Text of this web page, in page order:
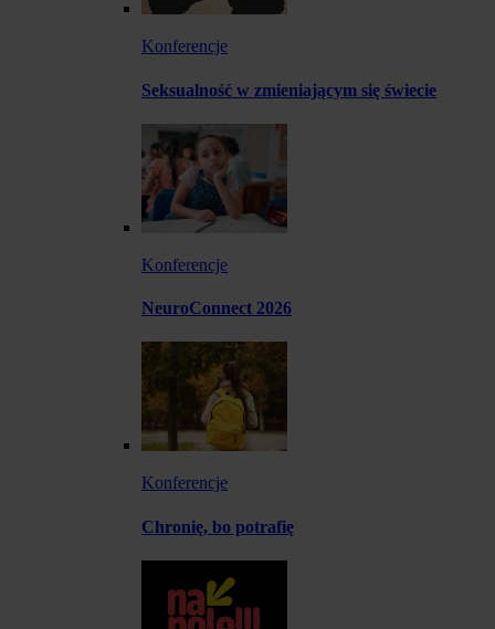
Konferencje
Seksualność w zmieniającym się świecie
Konferencje
NeuroConnect 2026
Konferencje
Chronię, bo potrafię